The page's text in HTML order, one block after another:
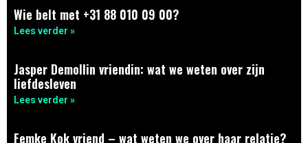
Wie belt met +31 88 010 09 00?
Lees verder »
Jasper Demollin vriendin: wat we weten over zijn
liefdesleven
Lees verder »
Femke Kok vriend – wat weten we over haar relatie?